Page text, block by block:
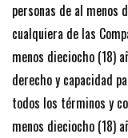
personas de al menos
cualquiera de las
menos dieciocho (18)
derecho y capacidad
todos los términos y
menos dieciocho (18)